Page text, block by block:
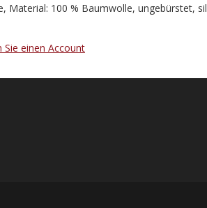
Material: 100 % Baumwolle, ungebürstet,
Sie einen Account